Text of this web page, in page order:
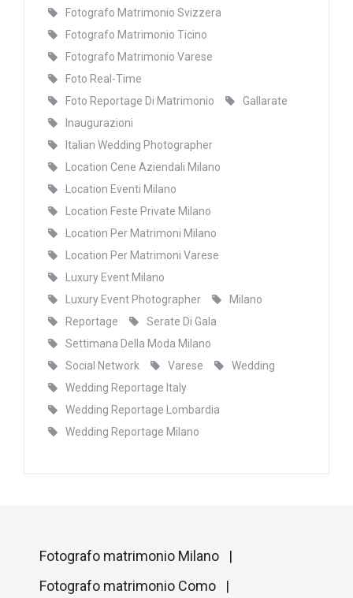
Fotografo Matrimonio Svizzera
Fotografo Matrimonio Ticino
Fotografo Matrimonio Varese
Foto Real-Time
Foto Reportage Di Matrimonio
Gallarate
Inaugurazioni
Italian Wedding Photographer
Location Cene Aziendali Milano
Location Eventi Milano
Location Feste Private Milano
Location Per Matrimoni Milano
Location Per Matrimoni Varese
Luxury Event Milano
Luxury Event Photographer
Milano
Reportage
Serate Di Gala
Settimana Della Moda Milano
Social Network
Varese
Wedding
Wedding Reportage Italy
Wedding Reportage Lombardia
Wedding Reportage Milano
Fotografo matrimonio Milano |
Fotografo matrimonio Como |